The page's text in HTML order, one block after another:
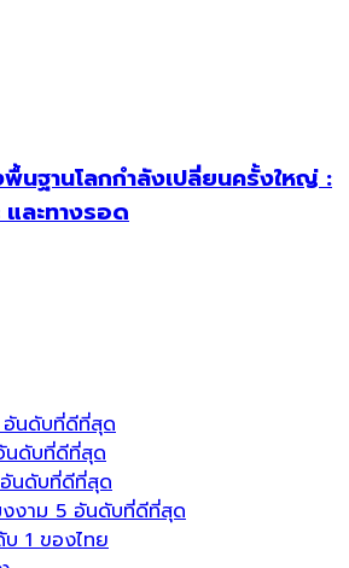
นฐานโลกกำลังเปลี่ยนครั้งใหญ่ :
และทางรอด
อันดับที่ดีที่สุด
นดับที่ดีที่สุด
อันดับที่ดีที่สุด
งงาม 5 อันดับที่ดีที่สุด
บ 1 ของไทย